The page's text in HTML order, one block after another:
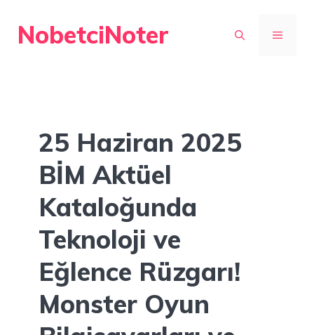
atlaNobetciNoter MENÜ
25 Haziran 2025
BİM Aktüel
Kataloğunda
Teknoloji ve
Eğlence Rüzgarı!
Monster Oyun